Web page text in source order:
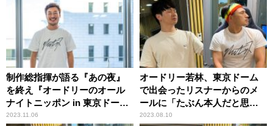
制作総指揮が語る『あの夜』
を終え『オードリーのオール
ナイトニッポン in 東京ドー
ム』にかける想い
2023.11.06
オードリー若林、東京ドーム
で出会ったリスナーからのメ
ールに「たぶん本人だと思
う」
2023.08.10